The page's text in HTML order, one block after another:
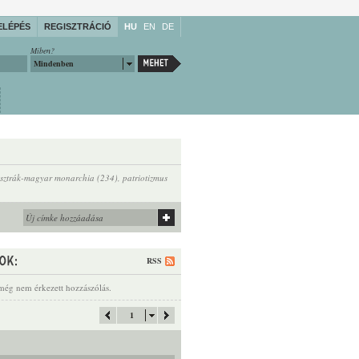
REGISZTRÁCIÓ HU EN DE
Miben?
Mindenben
magyar monarchia (234), patriotizmus
RSS
nem érkezett hozzászólás.
1